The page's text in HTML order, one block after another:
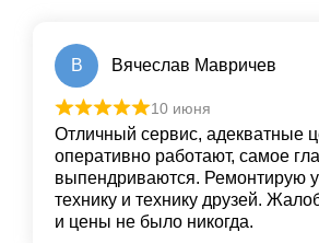
В Вячеслав Мавричев
10 июня
Отличный сервис, адекватные
оперативно работают, самое
выпендриваются. Ремонтирую
технику и технику друзей.
и цены не было никогда.